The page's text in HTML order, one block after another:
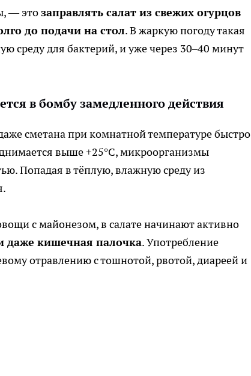
— этозаправлять салат из свежих огурцов
до подачи на стол. В жаркую погоду такая
среду для бактерий, и уже через 30–40 минут
в бомбу замедленного действия
сметана при комнатной температуре быстро
выше +25°C, микроорганизмы
Попадая в тёплую, влажную среду из
с майонезом, в салате начинают активно
даже кишечная палочка. Употребление
отравлению с тошнотой, рвотой, диареей и